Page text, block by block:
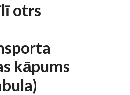
otrs
kāpums